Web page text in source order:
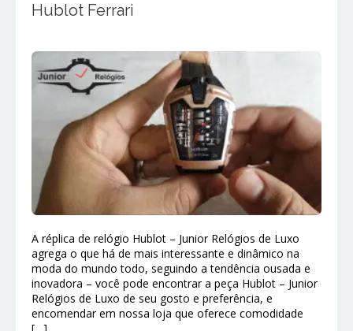
Hublot Ferrari
A réplica de relógio Hublot – Junior Relógios de Luxo
agrega o que há de mais interessante e dinâmico na
moda do mundo todo, seguindo a tendência ousada e
inovadora – você pode encontrar a peça Hublot – Junior
Relógios de Luxo de seu gosto e preferência, e
encomendar em nossa loja que oferece comodidade
[…]